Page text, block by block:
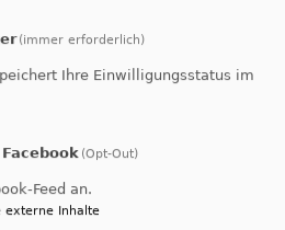
im Nebenamt
(immer erforderlich)
Ihre Einwilligungsstatus im
(Opt-Out)
Feed an.
externe Inhalte